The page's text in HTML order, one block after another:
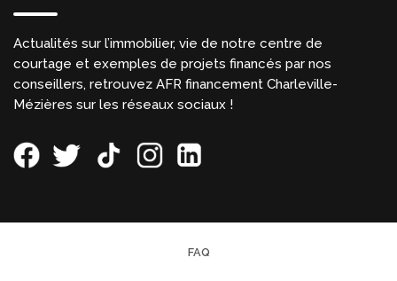
Actualités sur l’immobilier, vie de notre centre de
courtage et exemples de projets financés par nos
conseillers, retrouvez AFR financement Charleville-
Mézières sur les réseaux sociaux !
FAQ